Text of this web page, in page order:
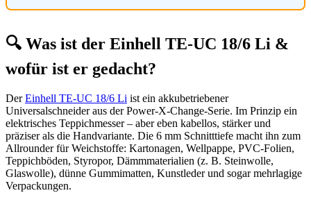
🔍 Was ist der Einhell TE-UC 18/6 Li &
wofür ist er gedacht?
DerEinhell TE-UC 18/6 Li ist ein akkubetriebener
Universalschneider aus der Power-X-Change-Serie. Im Prinzip ein
elektrisches Teppichmesser – aber eben kabellos, stärker und
präziser als die Handvariante. Die 6 mm Schnitttiefe macht ihn zum
Allrounder für Weichstoffe: Kartonagen, Wellpappe, PVC-Folien,
Teppichböden, Styropor, Dämmmaterialien (z. B. Steinwolle,
Glaswolle), dünne Gummimatten, Kunstleder und sogar mehrlagige
Verpackungen.